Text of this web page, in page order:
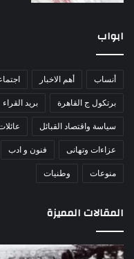
ابواب
أنساب أهم الاخبار
برتكول ج القاهرة بريد القراء
سياسة واقتصاد القبائل
عزاءات وتهانى فنون و ادب
منوعات وطنيات
المقالات المميزة
اللواء